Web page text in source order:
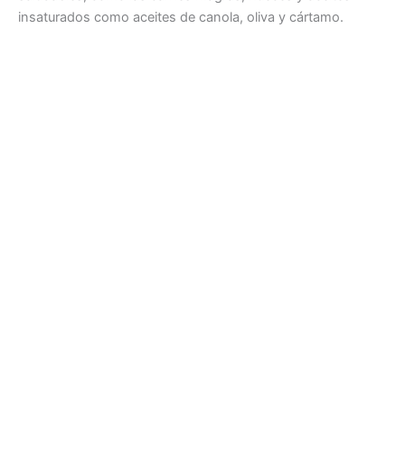
insaturados como aceites de canola, oliva y cártamo.